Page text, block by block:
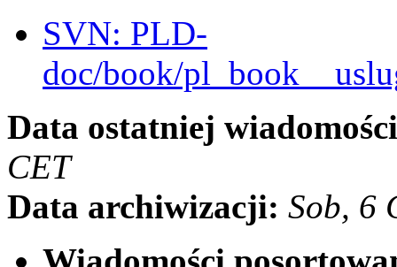
SVN: PLD-
doc/book/
Data ostatniej
CET
Data archiwizacji: Sob, 6